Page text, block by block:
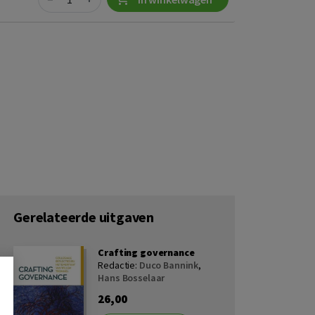
Gerelateerde uitgaven
Crafting governance
Redactie: Duco Bannink,
Hans Bosselaar
26,00